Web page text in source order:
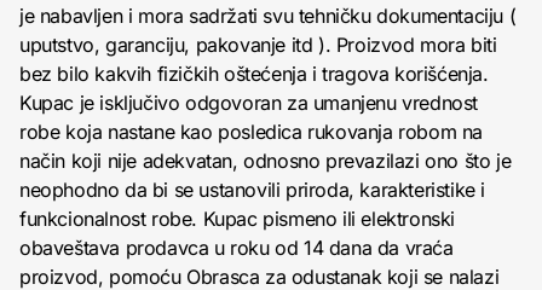
je nabavljen i mora sadržati svu tehničku dokumentaciju (
uputstvo, garanciju, pakovanje itd ). Proizvod mora biti
bez bilo kakvih fizičkih oštećenja i tragova korišćenja.
Kupac je isključivo odgovoran za umanjenu vrednost
robe koja nastane kao posledica rukovanja robom na
način koji nije adekvatan, odnosno prevazilazi ono što je
neophodno da bi se ustanovili priroda, karakteristike i
funkcionalnost robe. Kupac pismeno ili elektronski
obaveštava prodavca u roku od 14 dana da vraća
proizvod, pomoću Obrasca za odustanak koji se nalazi